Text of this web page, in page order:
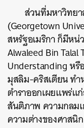
ส่วนที่มหาวิทย
(Georgetown
สหรัฐอเมริกา ก็มีห
Alwaleed Bin
Understanding หรื
มุสลิม-คริสเตียน ทำ
ตำราออกเผยแพร่แ
สันติภาพ ความกลม
ความต่างของศาสนิก